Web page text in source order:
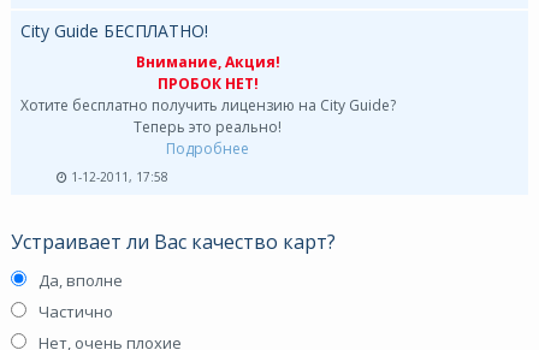
City Guide БЕСПЛАТНО!
Внимание, Акция!
ПРОБОК НЕТ!
Хотите бесплатно получить лицензию на City Guide?
Теперь это реально!
Подробнее
1-12-2011, 17:58
Устраивает ли Вас качество карт?
Да, вполне
Частично
Нет, очень плохие